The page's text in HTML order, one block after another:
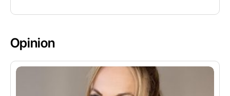
Opinion